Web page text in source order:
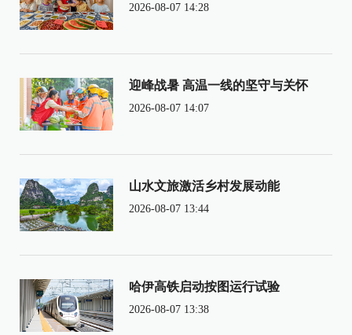
2026-08-07 14:28
迎峰战暑 高温一线的坚守与关怀
2026-08-07 14:07
山水文旅激活乡村发展动能
2026-08-07 13:44
哈伊高铁启动按图运行试验
2026-08-07 13:38